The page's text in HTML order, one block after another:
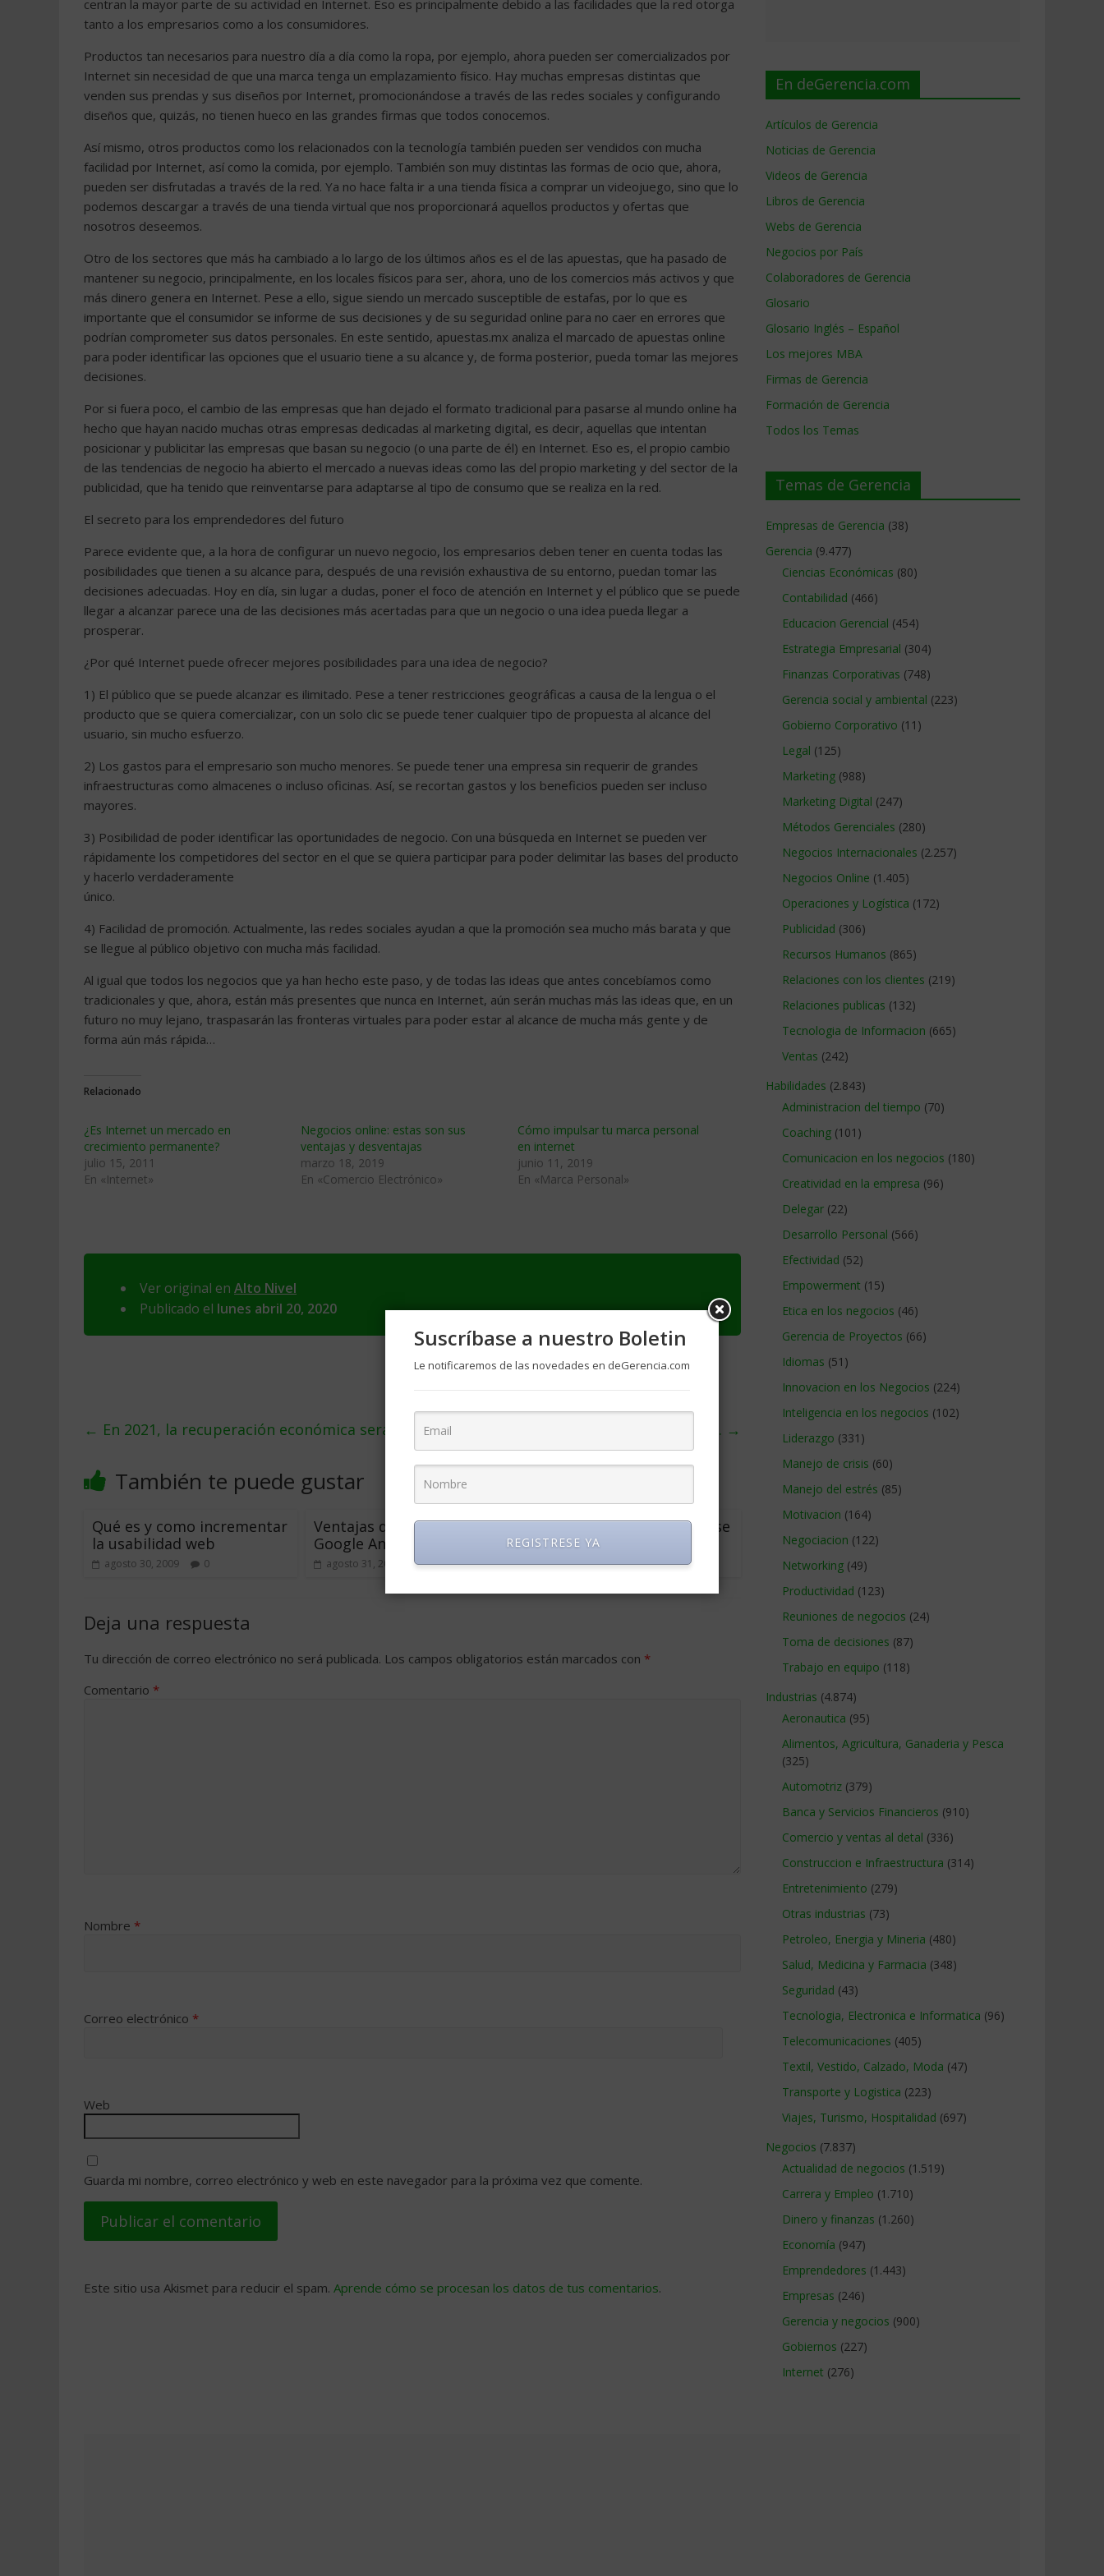
centran la mayor parte de su actividad en Internet. Eso es principalmente debido a las facilidades que la red otorga
tanto a los empresarios como a los consumidores.
Productos tan necesarios para nuestro día a día como la ropa, por ejemplo, ahora pueden ser comercializados por
Internet sin necesidad de que una marca tenga un emplazamiento físico. Hay muchas empresas distintas que
venden sus prendas y sus diseños por Internet, promocionándose a través de las redes sociales y configurando
diseños que, quizás, no tienen hueco en las grandes firmas que todos conocemos.
Así mismo, otros productos como los relacionados con la tecnología también pueden ser vendidos con mucha
facilidad por Internet, así como la comida, por ejemplo. También son muy distintas las formas de ocio que, ahora,
pueden ser disfrutadas a través de la red. Ya no hace falta ir a una tienda física a comprar un videojuego, sino que lo
podemos descargar a través de una tienda virtual que nos proporcionará aquellos productos y ofertas que
nosotros deseemos.
Otro de los sectores que más ha cambiado a lo largo de los últimos años es el de las apuestas, que ha pasado de
mantener su negocio, principalmente, en los locales físicos para ser, ahora, uno de los comercios más activos y que
más dinero genera en Internet. Pese a ello, sigue siendo un mercado susceptible de estafas, por lo que es
importante que el consumidor se informe de sus decisiones y de su seguridad online para no caer en errores que
podrían comprometer sus datos personales. En este sentido, apuestas.mx analiza el marcado de apuestas online
para poder identificar las opciones que el usuario tiene a su alcance y, de forma posterior, pueda tomar las mejores
decisiones.
Por si fuera poco, el cambio de las empresas que han dejado el formato tradicional para pasarse al mundo online ha
hecho que hayan nacido muchas otras empresas dedicadas al marketing digital, es decir, aquellas que intentan
posicionar y publicitar las empresas que basan su negocio (o una parte de él) en Internet. Eso es, el propio cambio
de las tendencias de negocio ha abierto el mercado a nuevas ideas como las del propio marketing y del sector de la
publicidad, que ha tenido que reinventarse para adaptarse al tipo de consumo que se realiza en la red.
El secreto para los emprendedores del futuro
Parece evidente que, a la hora de configurar un nuevo negocio, los empresarios deben tener en cuenta todas las
posibilidades que tienen a su alcance para, después de una revisión exhaustiva de su entorno, puedan tomar las
decisiones adecuadas. Hoy en día, sin lugar a dudas, poner el foco de atención en Internet y el público que se puede
llegar a alcanzar parece una de las decisiones más acertadas para que un negocio o una idea pueda llegar a
prosperar.
¿Por qué Internet puede ofrecer mejores posibilidades para una idea de negocio?
1) El público que se puede alcanzar es ilimitado. Pese a tener restricciones geográficas a causa de la lengua o el
producto que se quiera comercializar, con un solo clic se puede tener cualquier tipo de propuesta al alcance del
usuario, sin mucho esfuerzo.
2) Los gastos para el empresario son mucho menores. Se puede tener una empresa sin requerir de grandes
infraestructuras como almacenes o incluso oficinas. Así, se recortan gastos y los beneficios pueden ser incluso
mayores.
3) Posibilidad de poder identificar las oportunidades de negocio. Con una búsqueda en Internet se pueden ver
rápidamente los competidores del sector en el que se quiera participar para poder delimitar las bases del producto
y hacerlo verdaderamente
único.
4) Facilidad de promoción. Actualmente, las redes sociales ayudan a que la promoción sea mucho más barata y que
se llegue al público objetivo con mucha más facilidad.
Al igual que todos los negocios que ya han hecho este paso, y de todas las ideas que antes concebíamos como
tradicionales y que, ahora, están más presentes que nunca en Internet, aún serán muchas más las ideas que, en un
futuro no muy lejano, traspasarán las fronteras virtuales para poder estar al alcance de mucha más gente y de
forma aún más rápida…
Relacionado
¿Es Internet un mercado en
crecimiento permanente?
julio 15, 2011
En «Internet»
Negocios online: estas son sus
ventajas y desventajas
marzo 18, 2019
En «Comercio Electrónico»
Cómo impulsar tu marca personal
en internet
junio 11, 2019
En «Marca Personal»
Ver original en Alto Nivel
Publicado el lunes abril 20, 2020
← En 2021, la recuperación económica será solo un espejismo Improvisación. →
También te puede gustar
Qué es y como incrementar
la usabilidad web
agosto 30, 2009 0
Ventajas de configurar
Google Analytics
agosto 31, 2009 0
Nichos de mercado, la base
del éxito en internet
noviembre 18, 2006 4
Deja una respuesta
Tu dirección de correo electrónico no será publicada. Los campos obligatorios están marcados con *
Comentario *
Nombre *
Correo electrónico *
Web
Guarda mi nombre, correo electrónico y web en este navegador para la próxima vez que comente.
Este sitio usa Akismet para reducir el spam. Aprende cómo se procesan los datos de tus comentarios.
En deGerencia.com
Artículos de Gerencia
Noticias de Gerencia
Videos de Gerencia
Libros de Gerencia
Webs de Gerencia
Negocios por País
Colaboradores de Gerencia
Glosario
Glosario Inglés – Español
Los mejores MBA
Firmas de Gerencia
Formación de Gerencia
Todos los Temas
Temas de Gerencia
Empresas de Gerencia (38)
Gerencia (9.477)
Ciencias Económicas (80)
Contabilidad (466)
Educacion Gerencial (454)
Estrategia Empresarial (304)
Finanzas Corporativas (748)
Gerencia social y ambiental (223)
Gobierno Corporativo (11)
Legal (125)
Marketing (988)
Marketing Digital (247)
Métodos Gerenciales (280)
Negocios Internacionales (2.257)
Negocios Online (1.405)
Operaciones y Logística (172)
Publicidad (306)
Recursos Humanos (865)
Relaciones con los clientes (219)
Relaciones publicas (132)
Tecnologia de Informacion (665)
Ventas (242)
Habilidades (2.843)
Administracion del tiempo (70)
Coaching (101)
Comunicacion en los negocios (180)
Creatividad en la empresa (96)
Delegar (22)
Desarrollo Personal (566)
Efectividad (52)
Empowerment (15)
Etica en los negocios (46)
Gerencia de Proyectos (66)
Idiomas (51)
Innovacion en los Negocios (224)
Inteligencia en los negocios (102)
Liderazgo (331)
Manejo de crisis (60)
Manejo del estrés (85)
Motivacion (164)
Negociacion (122)
Networking (49)
Productividad (123)
Reuniones de negocios (24)
Toma de decisiones (87)
Trabajo en equipo (118)
Industrias (4.874)
Aeronautica (95)
Alimentos, Agricultura, Ganaderia y Pesca
(325)
Automotriz (379)
Banca y Servicios Financieros (910)
Comercio y ventas al detal (336)
Construccion e Infraestructura (314)
Entretenimiento (279)
Otras industrias (73)
Petroleo, Energia y Mineria (480)
Salud, Medicina y Farmacia (348)
Seguridad (43)
Tecnologia, Electronica e Informatica (96)
Telecomunicaciones (405)
Textil, Vestido, Calzado, Moda (47)
Transporte y Logistica (223)
Viajes, Turismo, Hospitalidad (697)
Negocios (7.837)
Actualidad de negocios (1.519)
Carrera y Empleo (1.710)
Dinero y finanzas (1.260)
Economía (947)
Emprendedores (1.443)
Empresas (246)
Gerencia y negocios (900)
Gobiernos (227)
Internet (276)
Suscríbase a nuestro Boletin
Le notificaremos de las novedades en deGerencia.com
REGISTRESE YA